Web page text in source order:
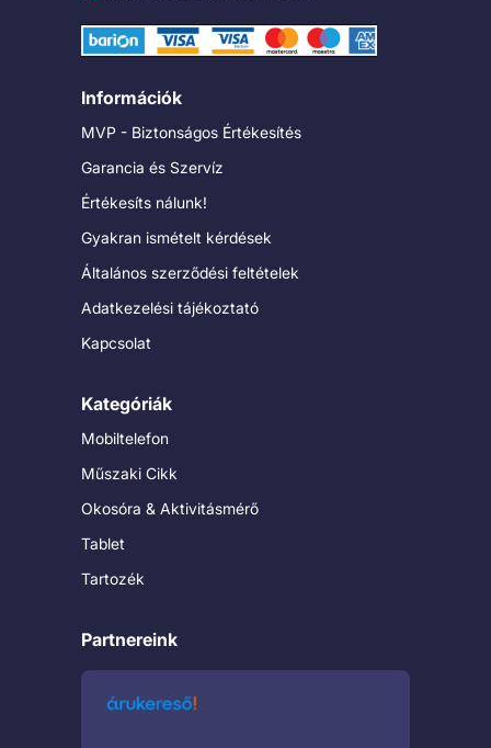
Információk
MVP - Biztonságos Értékesítés
Garancia és Szervíz
Értékesíts nálunk!
Gyakran ismételt kérdések
Általános szerződési feltételek
Adatkezelési tájékoztató
Kapcsolat
Kategóriák
Mobiltelefon
Műszaki Cikk
Okosóra & Aktivitásmérő
Tablet
Tartozék
Partnereink